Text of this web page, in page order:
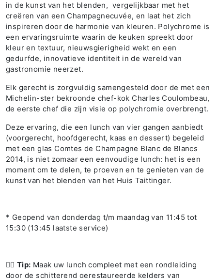
in de kunst van het blenden, vergelijkbaar met het
creëren van een Champagnecuvée, en laat het zich
inspireren door de harmonie van kleuren. Polychrome is
een ervaringsruimte waarin de keuken spreekt door
kleur en textuur, nieuwsgierigheid wekt en een
gedurfde, innovatieve identiteit in de wereld van
gastronomie neerzet.
Elk gerecht is zorgvuldig samengesteld door de met een
Michelin-ster bekroonde chef-kok Charles Coulombeau,
de eerste chef die zijn visie op polychromie overbrengt.
Deze ervaring, die een lunch van vier gangen aanbiedt
(voorgerecht, hoofdgerecht, kaas en dessert) begeleid
met een glas Comtes de Champagne Blanc de Blancs
2014, is niet zomaar een eenvoudige lunch: het is een
moment om te delen, te proeven en te genieten van de
kunst van het blenden van het Huis Taittinger.
* Geopend van donderdag t/m maandag van 11:45 tot
15:30 (13:45 laatste service)
👉🏻 Tip: Maak uw lunch compleet met een rondleiding
door de schitterend gerestaureerde kelders van